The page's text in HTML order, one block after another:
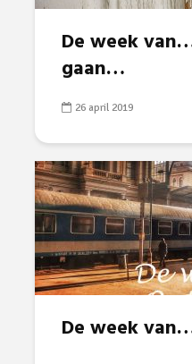
De week
gaan…
26 april 2019
De week